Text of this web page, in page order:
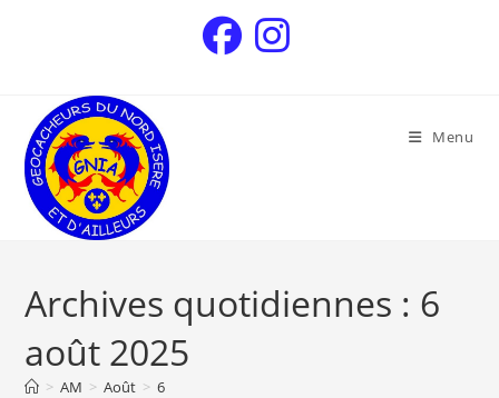
Menu
Archives quotidiennes : 6
août 2025
> AM > Août > 6